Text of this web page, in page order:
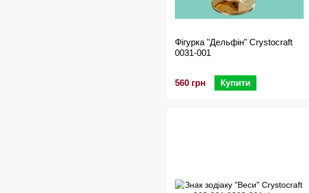
Фігурка "Дельфін" Crystocraft
0031-001
560 грн Купити